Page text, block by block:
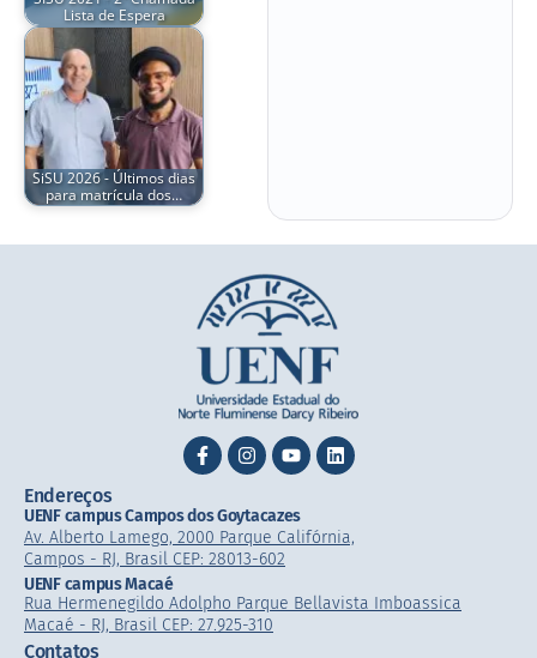
Lista de Espera
SiSU 2026 - Últimos dias
para matrícula dos…
Endereços
UENF campus Campos dos Goytacazes
Av. Alberto Lamego, 2000 Parque Califórnia,
Campos - RJ, Brasil CEP: 28013-602
UENF campus Macaé
Rua Hermenegildo Adolpho Parque Bellavista Imboassica
Macaé - RJ, Brasil CEP: 27.925-310
Contatos